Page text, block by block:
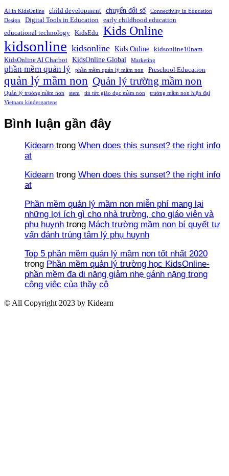
AI in KidsOnline child development chuyển đổi số
Connectivity in Education
Design
Digital Tools in Education
early childhood education
educational technology
KidsEdu Kids Online
kidsonline kidsonline Kids Online
kidsonline10nam
KidsOnline AI Chatbot
KidsOnline Global Marketing
phần mềm quản lý phần mềm quản lý mầm non Preschool Education
quản lý mầm non Quản lý trường mầm non
Quản lý trường mầm non stem tin tức giáo dục mầm non
trường mầm non hiện đại
Vietnam kindergartens
Bình luận gần đây
Kidearn trong When does this sunset? the right info
at
Kidearn trong When does this sunset? the right info
at
Phần mềm quản lý mầm non miễn phí mang lại
những lợi ích gì cho nhà trường, cho giáo viên và
phụ huynh trong Mách trường mầm non bí quyết tư
vấn đánh trúng tâm lý phụ huynh
Top 5 phần mềm quản lý mầm non tốt nhất 2020
trong Phần mềm quản lý trường học KidsOnline-
phần mềm đa di năng giảm nhẹ gánh nặng trong
công việc của thầy cô
© All Copyright 2023 by Kidearn